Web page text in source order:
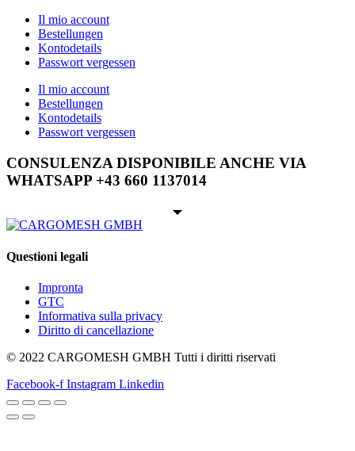
Il mio account
Bestellungen
Kontodetails
Passwort vergessen
Il mio account
Bestellungen
Kontodetails
Passwort vergessen
CONSULENZA DISPONIBILE ANCHE VIA
WHATSAPP +43 660 1137014
Questioni legali
Impronta
GTC
Informativa sulla privacy
Diritto di cancellazione
© 2022 CARGOMESH GMBH Tutti i diritti riservati
Facebook-f Instagram Linkedin